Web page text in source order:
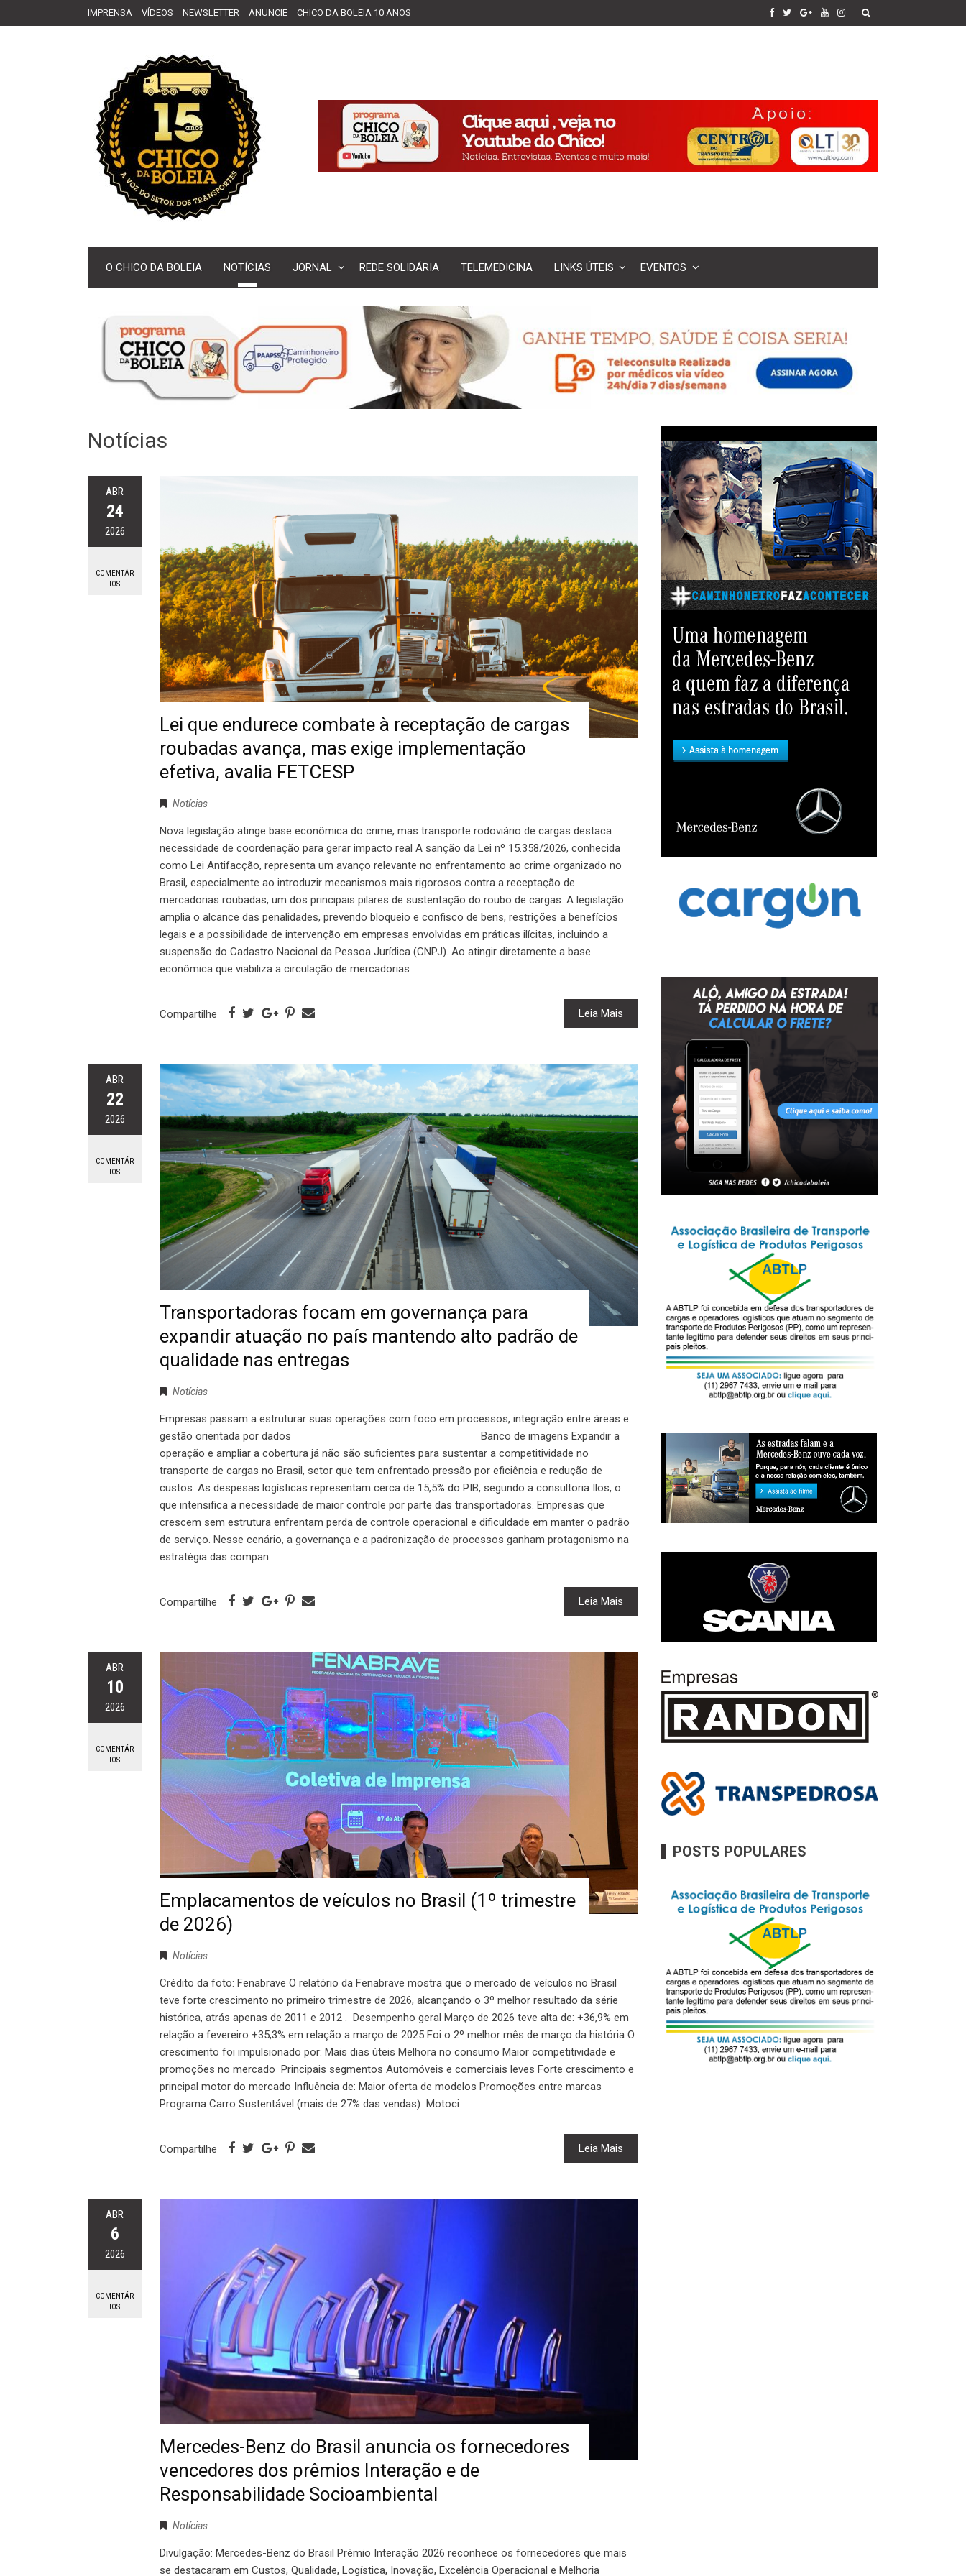
IMPRENSA VÍDEOS NEWSLETTER ANUNCIE CHICO DA BOLEIA 10 ANOS
O CHICO DA BOLEIA NOTÍCIAS JORNAL REDE SOLIDÁRIA TELEMEDICINA LINKS ÚTEIS EVENTOS
Notícias
ABR
24
2026
COMENTÁR
IOS
Lei que endurece combate à receptação de cargas
roubadas avança, mas exige implementação
efetiva, avalia FETCESP
Notícias
Nova legislação atinge base econômica do crime, mas transporte rodoviário de cargas destaca
necessidade de coordenação para gerar impacto real A sanção da Lei nº 15.358/2026, conhecida
como Lei Antifacção, representa um avanço relevante no enfrentamento ao crime organizado no
Brasil, especialmente ao introduzir mecanismos mais rigorosos contra a receptação de
mercadorias roubadas, um dos principais pilares de sustentação do roubo de cargas. A legislação
amplia o alcance das penalidades, prevendo bloqueio e confisco de bens, restrições a benefícios
legais e a possibilidade de intervenção em empresas envolvidas em práticas ilícitas, incluindo a
suspensão do Cadastro Nacional da Pessoa Jurídica (CNPJ). Ao atingir diretamente a base
econômica que viabiliza a circulação de mercadorias
Leia Mais
Compartilhe
ABR
22
2026
COMENTÁR
IOS
Transportadoras focam em governança para
expandir atuação no país mantendo alto padrão de
qualidade nas entregas
Notícias
Empresas passam a estruturar suas operações com foco em processos, integração entre áreas e
gestão orientada por dados Banco de imagens Expandir a
operação e ampliar a cobertura já não são suficientes para sustentar a competitividade no
transporte de cargas no Brasil, setor que tem enfrentado pressão por eficiência e redução de
custos. As despesas logísticas representam cerca de 15,5% do PIB, segundo a consultoria Ilos, o
que intensifica a necessidade de maior controle por parte das transportadoras. Empresas que
crescem sem estrutura enfrentam perda de controle operacional e dificuldade em manter o padrão
de serviço. Nesse cenário, a governança e a padronização de processos ganham protagonismo na
estratégia das compan
Leia Mais
Compartilhe
ABR
10
2026
COMENTÁR
IOS
Emplacamentos de veículos no Brasil (1º trimestre
de 2026)
Notícias
Crédito da foto: Fenabrave O relatório da Fenabrave mostra que o mercado de veículos no Brasil
teve forte crescimento no primeiro trimestre de 2026, alcançando o 3º melhor resultado da série
histórica, atrás apenas de 2011 e 2012 . Desempenho geral Março de 2026 teve alta de: +36,9% em
relação a fevereiro +35,3% em relação a março de 2025 Foi o 2º melhor mês de março da história O
crescimento foi impulsionado por: Mais dias úteis Melhora no consumo Maior competitividade e
promoções no mercado Principais segmentos Automóveis e comerciais leves Forte crescimento e
principal motor do mercado Influência de: Maior oferta de modelos Promoções entre marcas
Programa Carro Sustentável (mais de 27% das vendas) Motoci
Leia Mais
Compartilhe
ABR
6
2026
COMENTÁR
IOS
Mercedes-Benz do Brasil anuncia os fornecedores
vencedores dos prêmios Interação e de
Responsabilidade Socioambiental
Notícias
Divulgação: Mercedes-Benz do Brasil Prêmio Interação 2026 reconhece os fornecedores que mais
se destacaram em Custos, Qualidade, Logística, Inovação, Excelência Operacional e Melhoria
POSTS POPULARES